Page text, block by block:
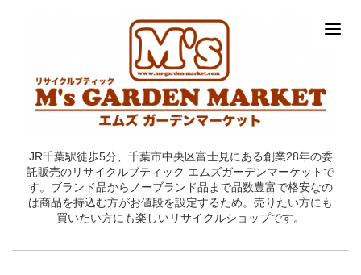
JR千葉駅徒歩5分、千葉市中央区富士見にある創業28年の委
託販売のリサイクルブティック エムズガーデンマーケットで
す。ブランド品からノーブランド品まで品数豊富で格安なの
は商品を持込む方がお値段を設定するため。売りたい方にも
買いたい方にも楽しいリサイクルショップです。